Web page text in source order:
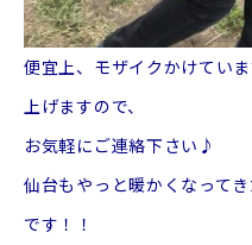
便宜上、モザイクかけてい
上げますので、
お気軽にご連絡下さい♪
仙台もやっと暖かくなって
です！！